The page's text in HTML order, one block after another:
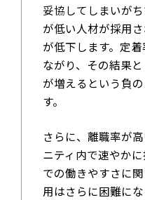
妥協してしまいが
が低い人材が採用
が低下します。定
ながり、その結果
が増えるという負
す。
さらに、離職率が
ニティ内で速やか
での働きやすさに
用はさらに困難に